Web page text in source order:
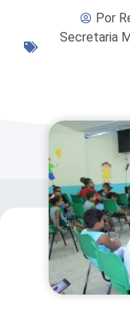
Por
Secretaria